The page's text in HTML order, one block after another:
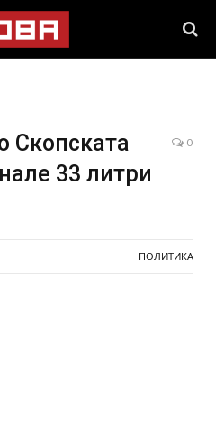
Скопската
33 литри
0
ПОЛИТИКА